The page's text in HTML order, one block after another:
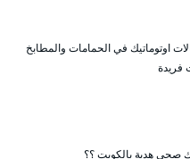
اوتوماتيك في الحمامات والمطابخ
فريدة
صحي هدية بالكويت ؟؟